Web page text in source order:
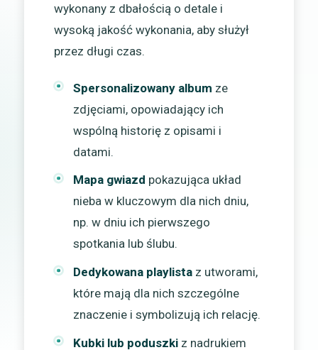
wykonany z dbałością o detale i
wysoką jakość wykonania, aby służył
przez długi czas.
Spersonalizowany album ze
zdjęciami, opowiadający ich
wspólną historię z opisami i
datami.
Mapa gwiazd pokazująca układ
nieba w kluczowym dla nich dniu,
np. w dniu ich pierwszego
spotkania lub ślubu.
Dedykowana playlista z utworami,
które mają dla nich szczególne
znaczenie i symbolizują ich relację.
Kubki lub poduszki z nadrukiem